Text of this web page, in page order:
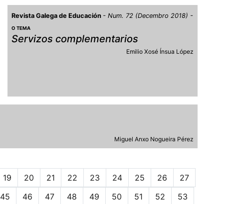
Revista Galega de Educación Num. 72 (Decembro 2018)
O TEMA
Servizos complementarios
Emilio Xosé Ínsua López
Miguel Anxo Nogueira Pérez
19 20 21 22 23 24 25 26
27
45 46 47 48 49 50 51 52
53